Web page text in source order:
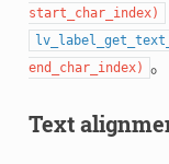
start_char_index)
end_char_index) 。
Text